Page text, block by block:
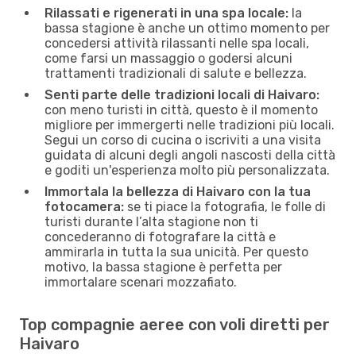
Rilassati e rigenerati in una spa locale: la
bassa stagione è anche un ottimo momento per
concedersi attività rilassanti nelle spa locali,
come farsi un massaggio o godersi alcuni
trattamenti tradizionali di salute e bellezza.
Senti parte delle tradizioni locali di Haivaro:
con meno turisti in città, questo è il momento
migliore per immergerti nelle tradizioni più locali.
Segui un corso di cucina o iscriviti a una visita
guidata di alcuni degli angoli nascosti della città
e goditi un'esperienza molto più personalizzata.
Immortala la bellezza di Haivaro con la tua
fotocamera: se ti piace la fotografia, le folle di
turisti durante l’alta stagione non ti
concederanno di fotografare la città e
ammirarla in tutta la sua unicità. Per questo
motivo, la bassa stagione è perfetta per
immortalare scenari mozzafiato.
Top compagnie aeree con voli diretti per
Haivaro